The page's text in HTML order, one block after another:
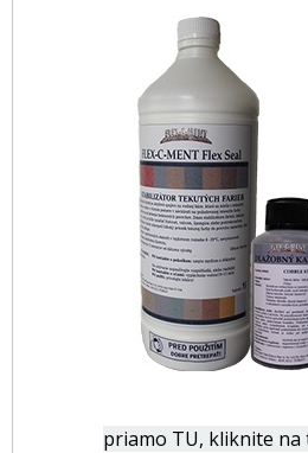
priamo TU, kliknite na